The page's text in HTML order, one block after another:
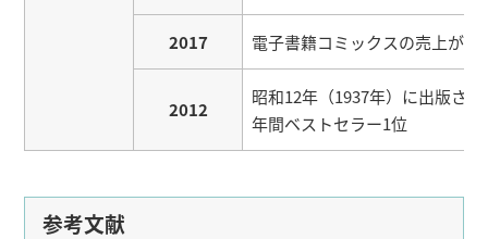
2017 電子書籍コミックスの売上が
2012
昭和12年（1937年）に出版さ
年間ベストセラー1位
参考文献